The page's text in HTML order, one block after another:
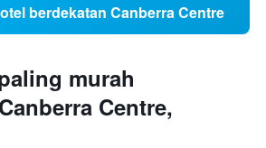
berdekatan Canberra Centre
murah
Centre,